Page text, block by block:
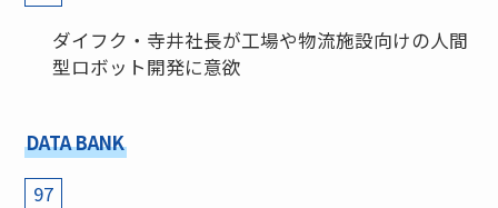
ダイフク・寺井社長が工場や物流施設向けの人間
型ロボット開発に意欲
DATA BANK
97